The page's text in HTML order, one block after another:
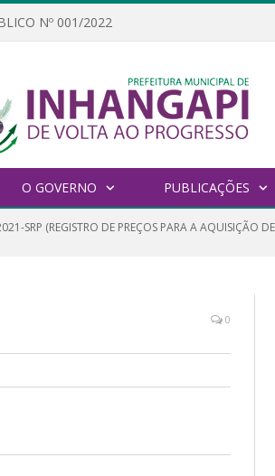
Nº 001/2022
O GOVERNO PUBLICAÇÕES
SRP (REGISTRO DE PREÇOS PARA A AQUISIÇÃO
0